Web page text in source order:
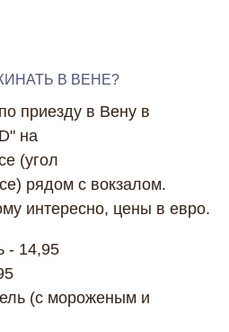
В ВЕНЕ?
приезду в Вену в
на
(угол
рядом с вокзалом.
интересно, цены в евро.
- 14,95
(с мороженым и